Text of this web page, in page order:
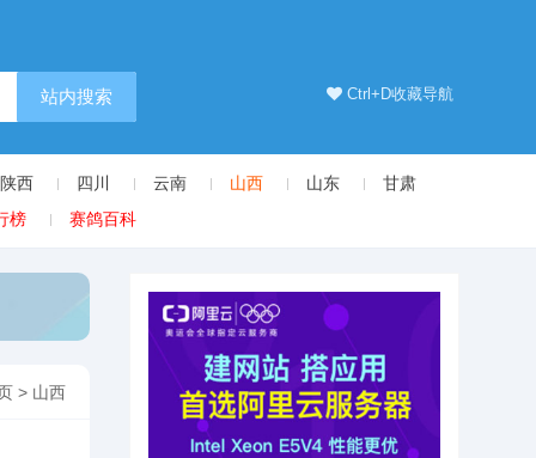
Ctrl+D收藏导航
站内搜索
陕西 四川 云南 山西 山东
甘肃
榜
赛鸽百科
> 山西